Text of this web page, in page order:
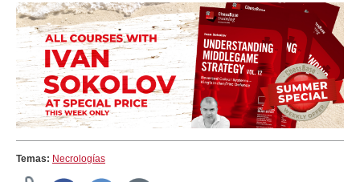
Temas: Necrologías